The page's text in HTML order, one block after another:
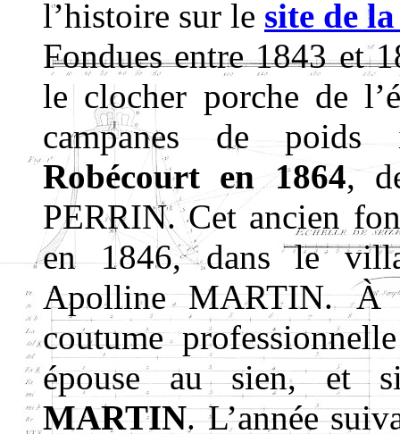
l’histoire sur le site de
Fondues entre 1843 et
le clocher porche de
campanes de poids
Robécourt en 1864,
PERRIN. Cet ancien
en 1846, dans le
Apolline MARTIN. À
coutume
épouse au sien, et
MARTIN. L’année